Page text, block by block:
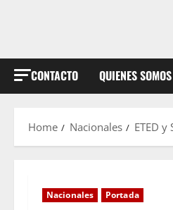
CONTACTO QUIENES SOMOS
Home Nacionales ETED
Nacionales Portada